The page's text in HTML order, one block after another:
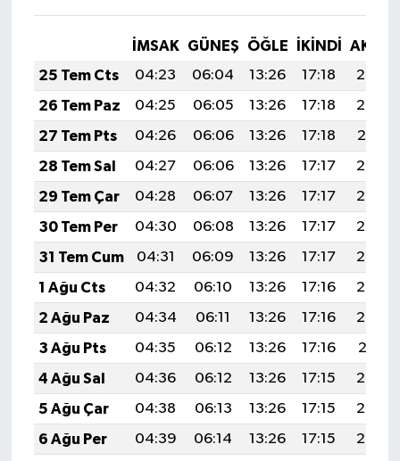
İMSAK GÜNEŞ ÖĞLE İKINDI
25 Tem Cts
04:23 06:04 13:26 17:18
20:39
26 Tem Paz
04:25 06:05 13:26 17:18
20:38
27 Tem Pts
04:26 06:06 13:26 17:18
20:37
28 Tem Sal
04:27 06:06 13:26 17:17
20:36
29 Tem Çar
04:28 06:07 13:26 17:17
20:35
30 Tem Per
04:30 06:08 13:26 17:17
20:34
31 Tem Cum
04:31 06:09 13:26 17:17
20:34
1 Ağu Cts
04:32 06:10 13:26 17:16
20:33
2 Ağu Paz
04:34 06:11 13:26 17:16
20:32
3 Ağu Pts
04:35 06:12 13:26 17:16
20:31
4 Ağu Sal
04:36 06:12 13:26 17:15
20:30
5 Ağu Çar
04:38 06:13 13:26 17:15
20:28
6 Ağu Per
04:39 06:14 13:26 17:15
20:27